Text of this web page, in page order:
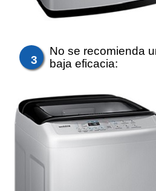
3
No se recomienda
baja eficacia: